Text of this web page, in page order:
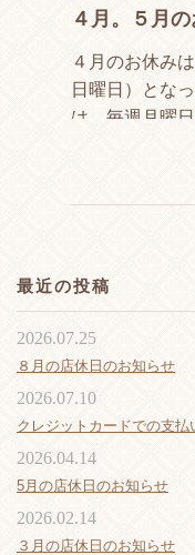
４月。５月
４月のお休み
日曜日）とな
は、毎
（木）。４（
デンウ
（土）とな
最近の投稿
８月の店休日のお知らせ
2026.07.25
クレジットカードでの支払
2026.07.10
5月の店休日のお知らせ
2026.04.14
３月の店休日のお知らせ
2026.02.14